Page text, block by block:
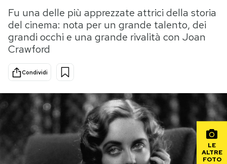
Politica
Tecnologia
Internet
Scienza
Cultura
Economia
Sport
Consumismi
Storie/Idee
Altrecose
Mondiali calcio 2026
PODCAST
Fu una delle più apprezzate attrici della storia
del cinema: nota per un grande talento, dei
grandi occhi e una grande rivalità con Joan
Crawford
Condividi
LE
ALTRE
FOTO